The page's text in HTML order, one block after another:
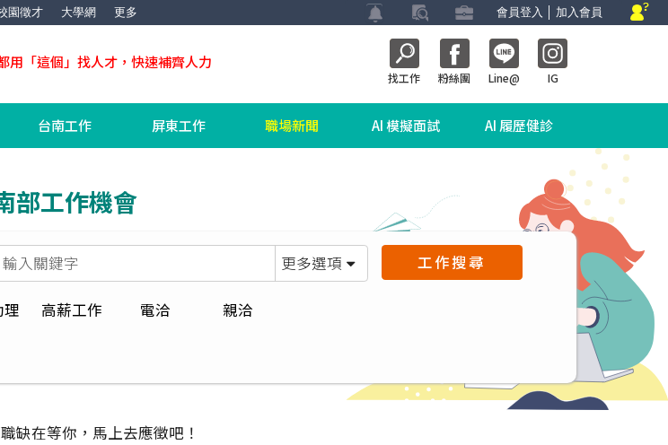
會員登入 加入會員
園徵才 大學網 更多
用「這個」找人才，快速補齊人力
找工作 粉絲團 Line@ IG
台南工作 屏東工作 職場新聞 AI 模擬面試 AI 履歷健診
部工作機會
更多選項 工作搜尋
理 高薪工作 電洽
親洽
職缺在等你，馬上去應徵吧！